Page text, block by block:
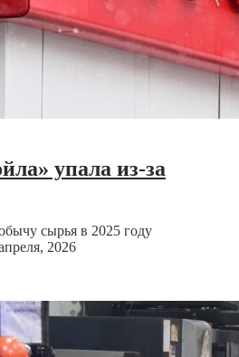
упала из-за
сырья в 2025 году
2026